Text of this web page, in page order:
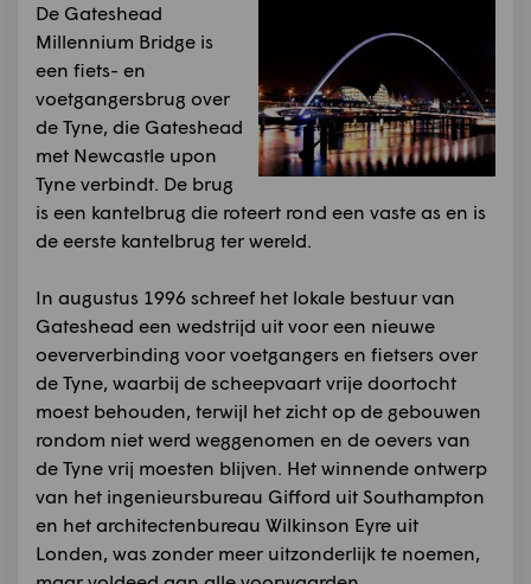
De Gateshead
Millennium Bridge is
een fiets- en
voetgangersbrug over
de Tyne, die Gateshead
met Newcastle upon
Tyne verbindt. De brug
is een kantelbrug die roteert rond een vaste as en is
de eerste kantelbrug ter wereld.
In augustus 1996 schreef het lokale bestuur van
Gateshead een wedstrijd uit voor een nieuwe
oeververbinding voor voetgangers en fietsers over
de Tyne, waarbij de scheepvaart vrije doortocht
moest behouden, terwijl het zicht op de gebouwen
rondom niet werd weggenomen en de oevers van
de Tyne vrij moesten blijven. Het winnende ontwerp
van het ingenieursbureau Gifford uit Southampton
en het architectenbureau Wilkinson Eyre uit
Londen, was zonder meer uitzonderlijk te noemen,